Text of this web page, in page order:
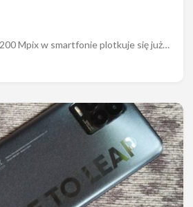
Mpix w smartfonie plotkuje się już…